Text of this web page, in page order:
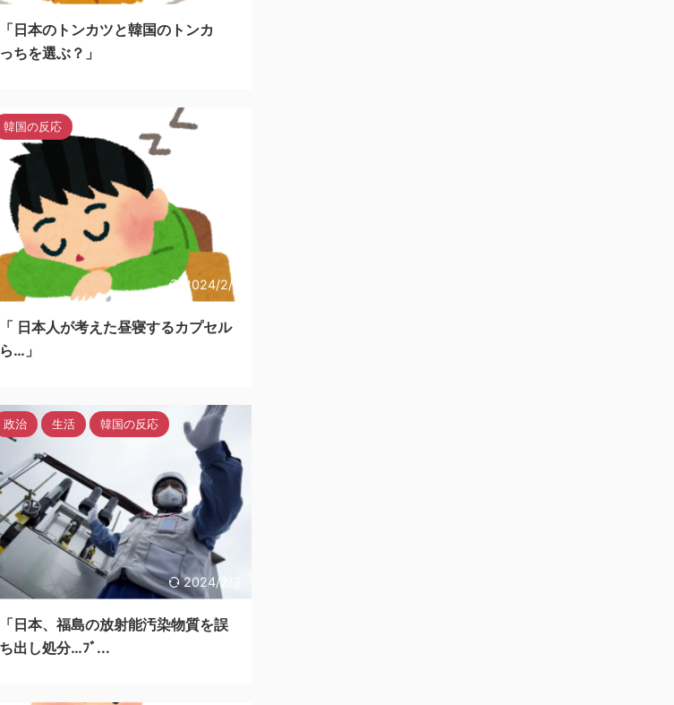
日本のトンカツと韓国のトンカ
ちを選ぶ？」
2024/2/3
韓国の反応
日本人が考えた昼寝するカプセル
…」
2024/2/3
政治 生活 韓国の反応
日本、福島の放射能汚染物質を誤
出し処分…ﾌﾞ...